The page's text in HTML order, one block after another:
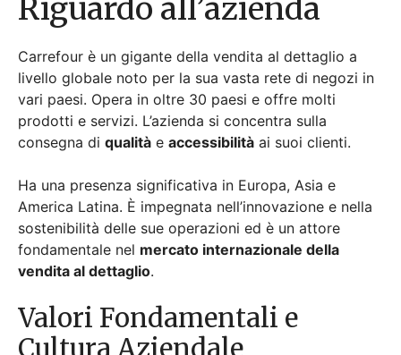
vendita al dettaglio.
Valori Fondamentali e
Cultura Aziendale
La società pone l’integrità e la soddisfazione del
clienteal vertice di tutte le sue operazioni,
promuovendo una cultura dell’innovazione e del
miglioramento continuo.
L’coinvolgimento e lo sviluppo dei dipendenti sono
aspetti chiave del suo ambiente lavorativo, mentre la
sostenibilità e la responsabilità sociale sono parte
integrante delle sue pratiche aziendali.